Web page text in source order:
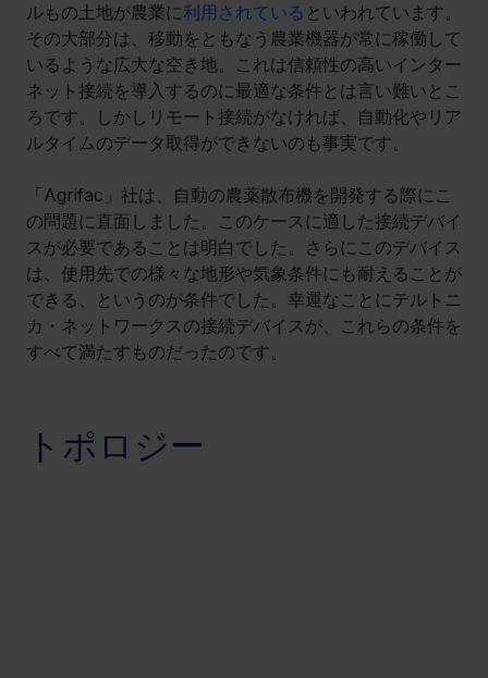
ルもの土地が農業に利用されている といわれています。
その大部分は、移動をともなう農業機器が常に稼働して
いるような広大な空き地。これは信頼性の高いインター
ネット接続を導入するのに最適な条件とは言い難いとこ
ろです。しかしリモート接続がなければ、自動化やリア
ルタイムのデータ取得ができないのも事実です。
「Agrifac」社は、自動の農薬散布機を開発する際にこ
の問題に直面しました。このケースに適した接続デバイ
スが必要であることは明白でした。さらにこのデバイス
は、使用先での様々な地形や気象条件にも耐えることが
できる、というのが条件でした。幸運なことにテルトニ
カ・ネットワークスの接続デバイスが、これらの条件を
すべて満たすものだったのです。
トポロジー